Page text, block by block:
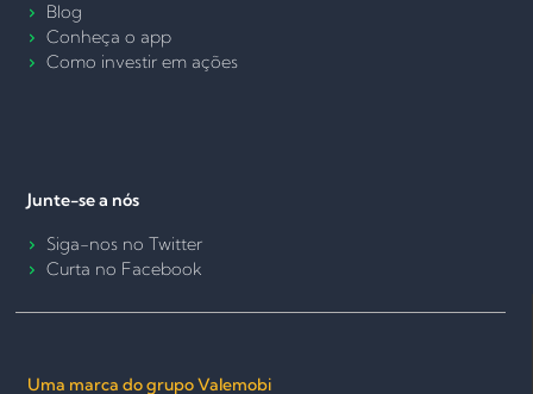
Blog
Conheça o app
Como investir em ações
Junte-se a nós
Siga-nos no Twitter
Curta no Facebook
Uma marca do grupo Valemobi